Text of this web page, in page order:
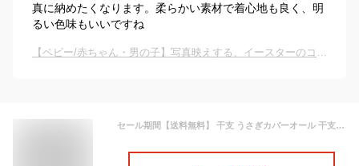
真に納めたくなります。柔らかい素材で着心地も良く、明
るい色味もいいですね
【ベビー/赤ちゃん・男の子】写真映えする、イースターのコスプレ衣装を教えて！
セール期間【送料無料】 干支 うさぎカバーオール 干支ロンパース 干支ベビー ロンパース ベビー 新生児 服 着ぐるみ ベビー 干支 ベビー服 年賀状 記念撮影 サンタ コスチューム サンタベビー ベビー サンタ カバーオール 赤ちゃん干支 11111